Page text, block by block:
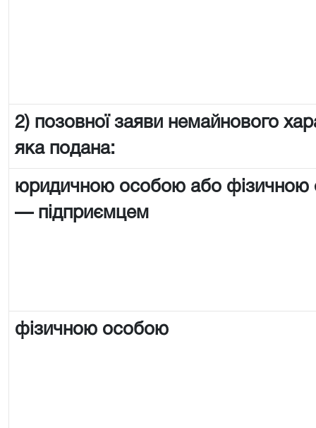
2) позовної заяви немайнового
яка подана:
юридичною особою або фізичною
— підприємцем
фізичною особою